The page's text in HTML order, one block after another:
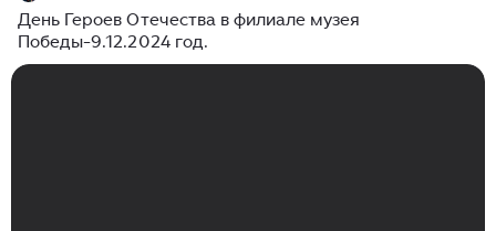
День Героев Отечества в филиале музея
Победы-9.12.2024 год.